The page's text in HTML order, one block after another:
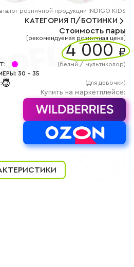
розничной продукции INDIGO KIDS
КАТЕГОРИЯ П/БОТИНКИ
Стоимость пары
[рекомендуемая розничная цена]
4 000 ₽
: (белый / мультиколор)
: 30 - 35
: (для девочки)
Купить на маркетплейсе: